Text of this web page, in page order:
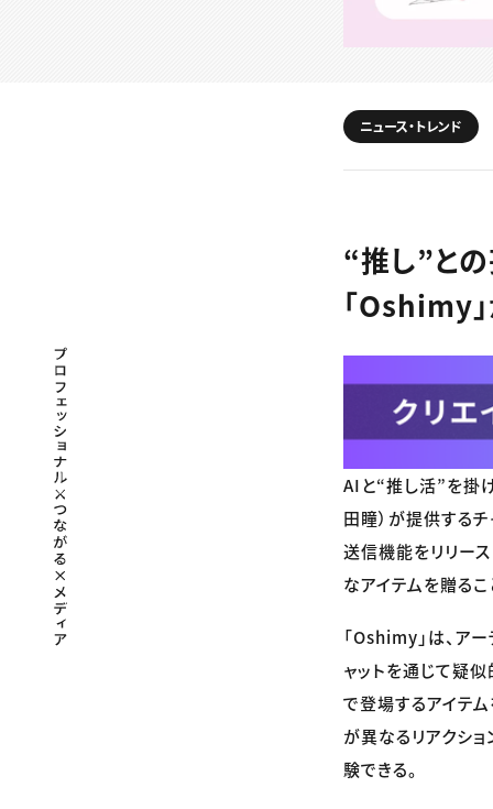
プロフェッショナル×つながる×メディア
ニュース・トレンド
“推し”と
「Oshimy
AIと“推し活”を掛
田瞳）が提供する
送信機能をリリー
なアイテムを贈る
「Oshimy」は、ア
ャットを通じて疑
で登場するアイテ
が異なるリアクシ
験できる。